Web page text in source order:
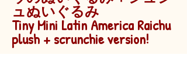
ュぬいぐるみ
Tiny Mini Latin America Raichu
plush + scrunchie version!